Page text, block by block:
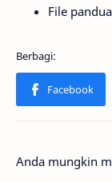
File
Anda mungkin